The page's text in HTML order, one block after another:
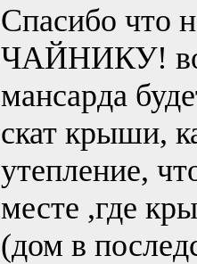
Спасибо что
ЧАЙНИКУ!
мансарда
скат крыши,
утепление,
месте ,где
(дом в